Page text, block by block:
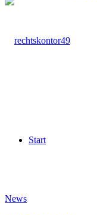
Start
News